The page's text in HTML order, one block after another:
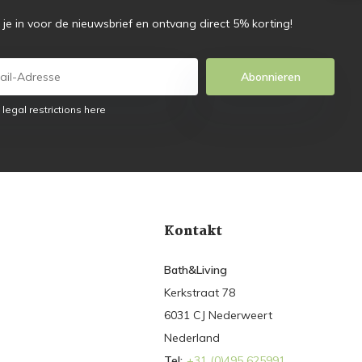
je in voor de nieuwsbrief en ontvang direct 5% korting!
Abonnieren
legal restrictions here
Kontakt
Bath&Living
Kerkstraat 78
6031 CJ Nederweert
Nederland